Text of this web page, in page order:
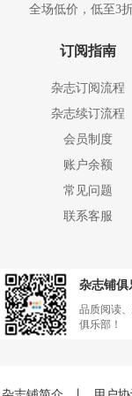
全场低价，低至3
订阅指南
杂志订阅流程
杂志续订流程
会员制度
账户余额
常见问题
联系客服
杂志铺俱
品质阅读
俱乐部！